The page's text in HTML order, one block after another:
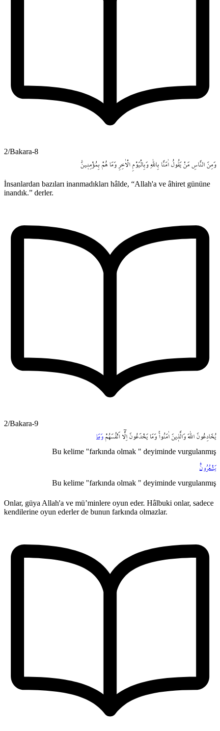
2/Bakara-8
وَمِنَ النَّاسِ مَنْ يَقُولُ اٰمَنَّا بِاللّٰهِ وَبِالْيَوْمِ الْاٰخِرِ وَمَا هُمْ بِمُؤْمِن۪ينَۢ
İnsanlardan bazıları inanmadıkları hâlde, “Allah'a ve âhiret gününe
inandık.” derler.
2/Bakara-9
يُخَادِعُونَ اللّٰهَ وَالَّذ۪ينَ اٰمَنُواۚ وَمَا يَخْدَعُونَ اِلَّٓا اَنْفُسَهُمْ وَمَا
Bu kelime "farkında olmak " deyiminde vurgulanmış
يَشْعُرُونَۜ
Bu kelime "farkında olmak " deyiminde vurgulanmış
Onlar, güya Allah'a ve mü’minlere oyun eder. Hâlbuki onlar, sadece
kendilerine oyun ederler de bunun farkında olmazlar.